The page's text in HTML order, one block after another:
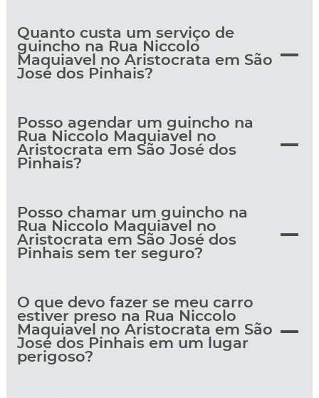
Quanto custa um serviço de
guincho na Rua Niccolo
Maquiavel no Aristocrata em São
José dos Pinhais?
Posso agendar um guincho na
Rua Niccolo Maquiavel no
Aristocrata em São José dos
Pinhais?
Posso chamar um guincho na
Rua Niccolo Maquiavel no
Aristocrata em São José dos
Pinhais sem ter seguro?
O que devo fazer se meu carro
estiver preso na Rua Niccolo
Maquiavel no Aristocrata em São
José dos Pinhais em um lugar
perigoso?